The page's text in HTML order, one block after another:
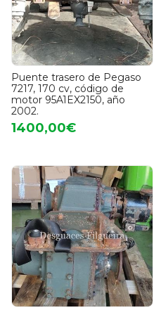
Puente trasero de Pegaso
7217, 170 cv, código de
motor 95A1EX2150, año
2002.
1400,00€